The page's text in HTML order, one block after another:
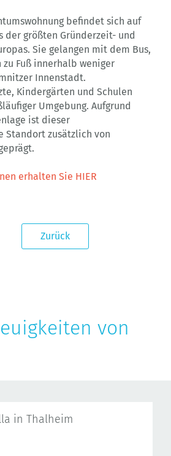
befindet sich auf
der größten Gründerzeit- und
Sie gelangen mit dem Bus,
Fuß innerhalb weniger
Innenstadt.
Kindergärten und Schulen
Umgebung. Aufgrund
ist dieser
zusätzlich von
erhalten Sie HIER
Zurück
von
in Thalheim